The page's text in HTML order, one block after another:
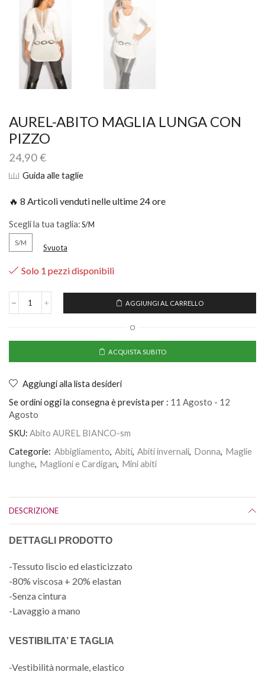
AUREL-ABITO MAGLIA LUNGA CON
PIZZO
24,90€
Guida alle taglie
🔥 8 Articoli venduti nelle ultime 24 ore
Scegli la tua taglia:
S/M Svuota
Solo 1 pezzi disponibili
AGGIUNGI AL CARRELLO
O
ACQUISTA SUBITO
Aggiungi alla lista desideri
Se ordini oggi la consegna è prevista per : 11 Agosto - 12
Agosto
SKU: Abito AUREL BIANCO-sm
Categorie: Abbigliamento, Abiti, Abiti invernali, Donna, Maglie
lunghe, Maglioni e Cardigan, Mini abiti
DESCRIZIONE
DETTAGLI PRODOTTO
-Tessuto liscio ed elasticizzato
-80% viscosa + 20% elastan
-Senza cintura
-Lavaggio a mano
VESTIBILITA’ E TAGLIA
-Vestibilità normale, elastico